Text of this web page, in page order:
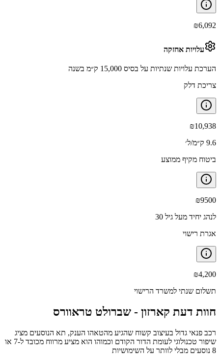
₪6,092
עלויות אחזקה
הערכת עלויות שנתיות על בסיס 15,000 ק״מ בשנה
צריכת דלק
₪10,938
9.6 ק״מ/ל׳
ביטוח מקיף ממוצע
₪9500
לנהג יחיד מעל גיל 30
אגרת רישוי
₪4,200
תשלום שנתי למשרד הרישוי
חוות דעת קארזון - שברולט טראוורס
רכב פנאי גדול בעיצוב קשוח שהגיע מהטאהו הענק, תא הנוסעים מציג
שיפור טכנולוגי לעומת הדור הקודם וכמוהו הוא מציע מרווח מכובד ל-7 או
8 נוסעים מבלי לוותר על השימושיות